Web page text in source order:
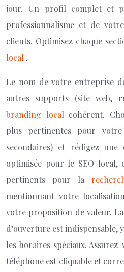
jour. Un profil complet et
professionnalisme et de
clients. Optimisez chaque
local .
Le nom de votre entreprise
autres supports (site web,
branding local cohérent.
plus pertinentes pour
secondaires) et rédigez
optimisée pour le SEO local,
pertinents pour la
mentionnant votre
votre proposition de valeur.
d’ouverture est indispensable,
les horaires spéciaux.
téléphone est cliquable et